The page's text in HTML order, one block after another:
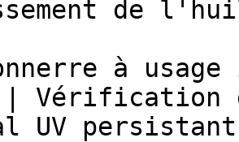
de
à
Vérification
UV